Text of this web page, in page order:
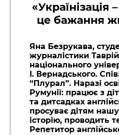
«Українізація
це бажання
Яна Безрукава,
журналістики
національного
І. Вернадського.
“Плурал”. Наразі
Румунії: працює з
та дитсадках
просуває дітям
історію, проводить
Репетитор